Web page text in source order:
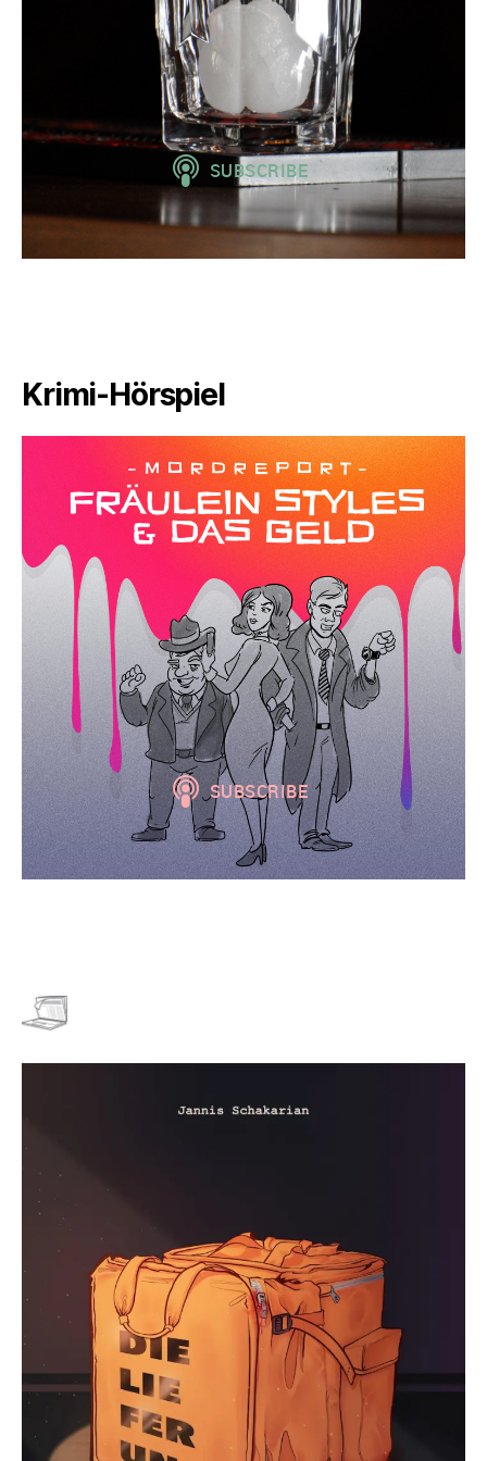
Krimi-Hörspiel